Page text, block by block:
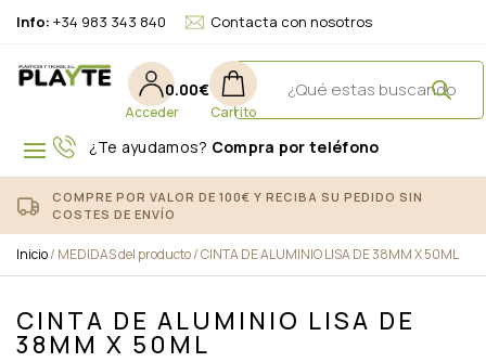
Info: +34 983 343 840 Contacta con nosotros
0.00€
¿Te ayudamos? Compra por teléfono
COMPRE POR VALOR DE 100€ Y RECIBA SU PEDIDO SIN
COSTES DE ENVÍO
Inicio/ MEDIDAS del producto / CINTA DE ALUMINIO LISA DE 38MM X 50ML
CINTA DE ALUMINIO LISA DE
38MM X 50ML